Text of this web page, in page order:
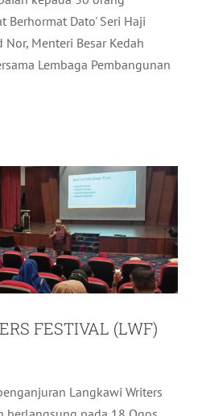
Berhormat Dato' Seri Haji
Menteri Besar Kedah
Lembaga Pembangunan
FESTIVAL (LWF)
FESTIVAL (LWF)
Langkawi Writers